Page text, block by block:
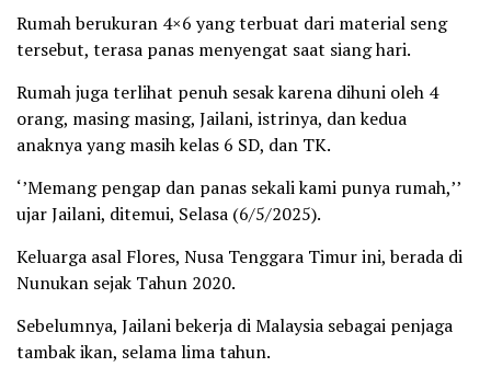
Rumah berukuran 4×6 yang terbuat dari material seng
tersebut, terasa panas menyengat saat siang hari.
Rumah juga terlihat penuh sesak karena dihuni oleh 4
orang, masing masing, Jailani, istrinya, dan kedua
anaknya yang masih kelas 6 SD, dan TK.
‘’Memang pengap dan panas sekali kami punya rumah,’’
ujar Jailani, ditemui, Selasa (6/5/2025).
Keluarga asal Flores, Nusa Tenggara Timur ini, berada di
Nunukan sejak Tahun 2020.
Sebelumnya, Jailani bekerja di Malaysia sebagai penjaga
tambak ikan, selama lima tahun.